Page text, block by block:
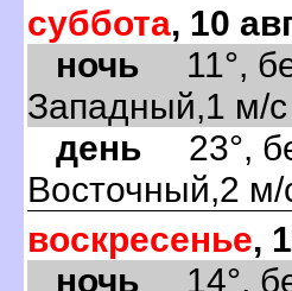
суббота, 10
ночь 11°,
Западный,1 м/с
день 23°,
Восточный,2 м/
воскресенье,
ночь 14°,